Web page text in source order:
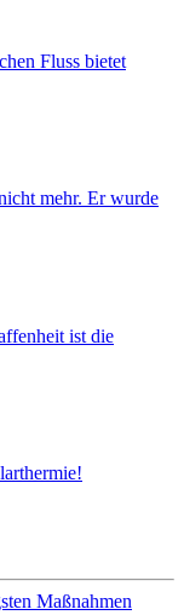
Fluss bietet
mehr. Er wurde
ist die